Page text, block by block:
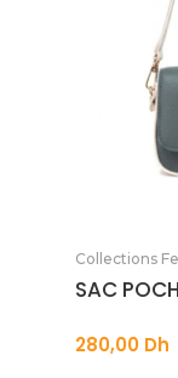
Collections
SAC
280,00 Dh